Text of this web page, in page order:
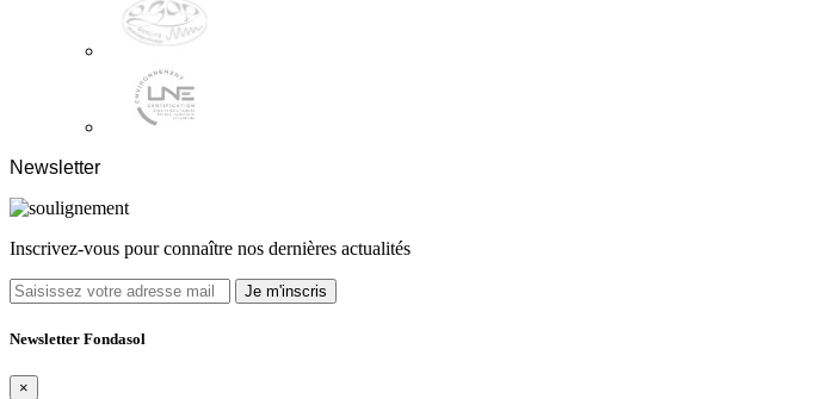
Newsletter
Inscrivez-vous pour connaître nos dernières actualités
Je m'inscris
Newsletter Fondasol
×